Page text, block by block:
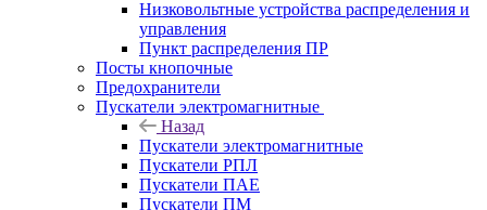
Низковольтные устройства распределения и
управления
Пункт распределения ПР
Посты кнопочные
Предохранители
Пускатели электромагнитные
Назад
Пускатели электромагнитные
Пускатели РПЛ
Пускатели ПАЕ
Пускатели ПМ